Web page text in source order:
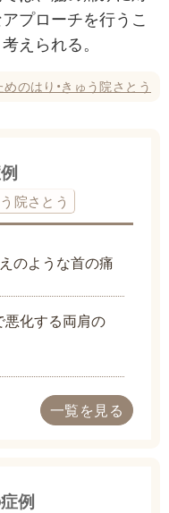
プローチを行うこ
えられる。
のはり•きゅう院さとう
院さとう
のような首の痛
化する両肩の
一覧を見る
例